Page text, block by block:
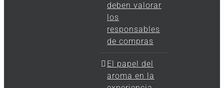
deben valorar
los
responsables
de compras
El papel del
aroma en la